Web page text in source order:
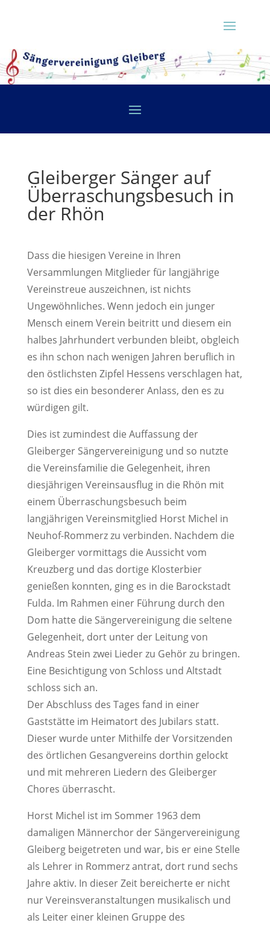
Gleiberger Sänger auf
Überraschungsbesuch in
der Rhön
Dass die hiesigen Vereine in Ihren
Versammlungen Mitglieder für langjährige
Vereinstreue auszeichnen, ist nichts
Ungewöhnliches. Wenn jedoch ein junger
Mensch einem Verein beitritt und diesem ein
halbes Jahrhundert verbunden bleibt, obgleich
es ihn schon nach wenigen Jahren beruflich in
den östlichsten Zipfel Hessens verschlagen hat,
so ist dies ein besonderer Anlass, den es zu
würdigen gilt.
Dies ist zumindest die Auffassung der
Gleiberger Sängervereinigung und so nutzte
die Vereinsfamilie die Gelegenheit, ihren
diesjährigen Vereinsausflug in die Rhön mit
einem Überraschungsbesuch beim
langjährigen Vereinsmitglied Horst Michel in
Neuhof-Rommerz zu verbinden. Nachdem die
Gleiberger vormittags die Aussicht vom
Kreuzberg und das dortige Klosterbier
genießen konnten, ging es in die Barockstadt
Fulda. Im Rahmen einer Führung durch den
Dom hatte die Sängervereinigung die seltene
Gelegenheit, dort unter der Leitung von
Andreas Stein zwei Lieder zu Gehör zu bringen.
Eine Besichtigung von Schloss und Altstadt
schloss sich an.
Der Abschluss des Tages fand in einer
Gaststätte im Heimatort des Jubilars statt.
Dieser wurde unter Mithilfe der Vorsitzenden
des örtlichen Gesangvereins dorthin gelockt
und mit mehreren Liedern des Gleiberger
Chores überrascht.
Horst Michel ist im Sommer 1963 dem
damaligen Männerchor der Sängervereinigung
Gleiberg beigetreten und war, bis er eine Stelle
als Lehrer in Rommerz antrat, dort rund sechs
Jahre aktiv. In dieser Zeit bereicherte er nicht
nur Vereinsveranstaltungen musikalisch und
als Leiter einer kleinen Gruppe des